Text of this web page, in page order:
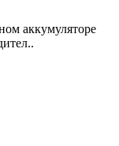
аккумуляторе